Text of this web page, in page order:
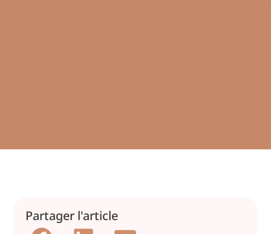
Partager l'article